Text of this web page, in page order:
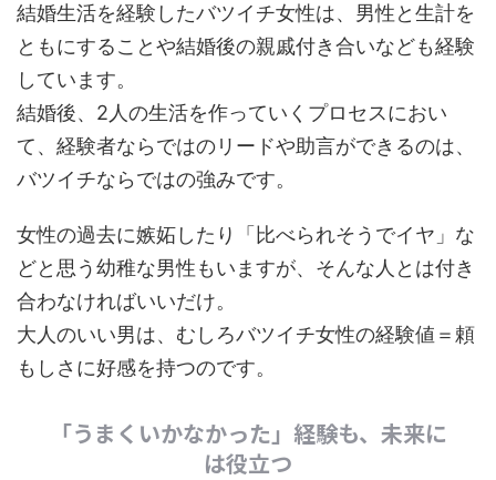
結婚生活を経験したバツイチ女性は、男性と生計を
ともにすることや結婚後の親戚付き合いなども経験
しています。
結婚後、2人の生活を作っていくプロセスにおい
て、経験者ならではのリードや助言ができるのは、
バツイチならではの強みです。
女性の過去に嫉妬したり「比べられそうでイヤ」な
どと思う幼稚な男性もいますが、そんな人とは付き
合わなければいいだけ。
大人のいい男は、むしろバツイチ女性の経験値＝頼
もしさに好感を持つのです。
「うまくいかなかった」経験も、未来に
は役立つ